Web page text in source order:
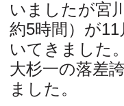
いましたが宮
約5時間）が
いてきました
大杉一の落差
ました。